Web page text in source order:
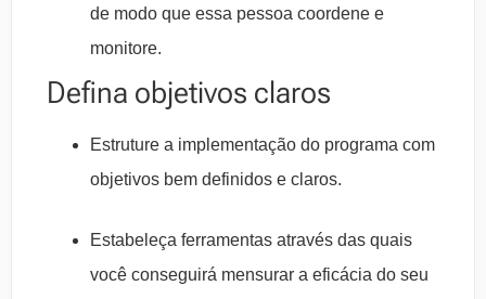
de modo que essa pessoa coordene e
monitore.
Defina objetivos claros
Estruture a implementação do programa com
objetivos bem definidos e claros.
Estabeleça ferramentas através das quais
você conseguirá mensurar a eficácia do seu